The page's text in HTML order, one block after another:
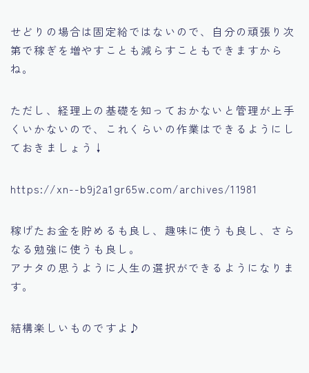
せどりの場合は固定給ではないので、自分の頑張り次
第で稼ぎを増やすことも減らすこともできますから
ね。
ただし、経理上の基礎を知っておかないと管理が上手
くいかないので、これくらいの作業はできるようにし
ておきましょう↓
https://xn--b9j2a1gr65w.com/archives/11981
稼げたお金を貯めるも良し、趣味に使うも良し、さら
なる勉強に使うも良し。
アナタの思うように人生の選択ができるようになりま
す。
結構楽しいものですよ♪